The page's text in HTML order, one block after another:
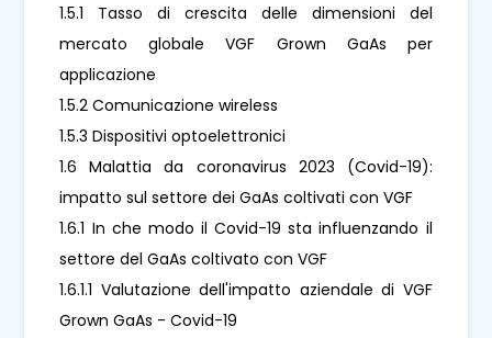
1.5.1 Tasso di crescita delle dimensioni del
mercato globale VGF Grown GaAs per
applicazione
1.5.2 Comunicazione wireless
1.5.3 Dispositivi optoelettronici
1.6 Malattia da coronavirus 2023 (Covid-19):
impatto sul settore dei GaAs coltivati ​​con VGF
1.6.1 In che modo il Covid-19 sta influenzando il
settore del GaAs coltivato con VGF
1.6.1.1 Valutazione dell'impatto aziendale di VGF
Grown GaAs - Covid-19